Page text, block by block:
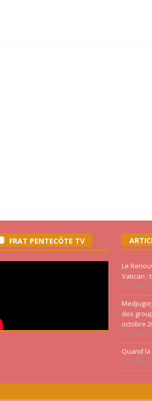
eu la grâce d’être visité par Dieu”
joie soit parfaite ! Jn 15, 11
FRAT PENTECÔTE TV
Le
Vatican :
21 juillet
des
octobre
16 juillet
Quand
14 juillet